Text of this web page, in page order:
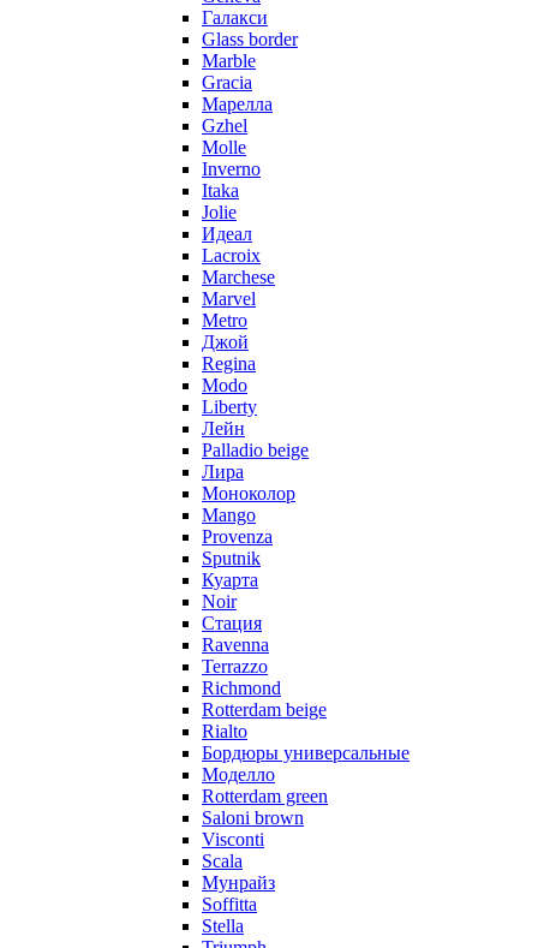
Галакси
Glass border
Marble
Gracia
Марелла
Gzhel
Molle
Inverno
Itaka
Jolie
Идеал
Lacroix
Marchese
Marvel
Metro
Джой
Regina
Modo
Liberty
Лейн
Palladio beige
Лира
Моноколор
Mango
Provenza
Sputnik
Куарта
Noir
Стация
Ravenna
Terrazzo
Richmond
Rotterdam beige
Rialto
Бордюры универсальные
Моделло
Rotterdam green
Saloni brown
Visconti
Scala
Мунрайз
Soffitta
Stella